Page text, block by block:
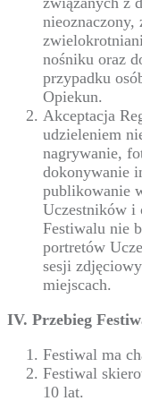
nieoznaczony,
nośniku oraz
przypadku
Opiekun.
Akceptacja
udzieleniem
nagrywanie,
dokonywanie
publikowanie
Uczestników i
Festiwalu nie
portretów
sesji
miejscach.
IV. Przebieg
Festiwal ma
Festiwal
10 lat.